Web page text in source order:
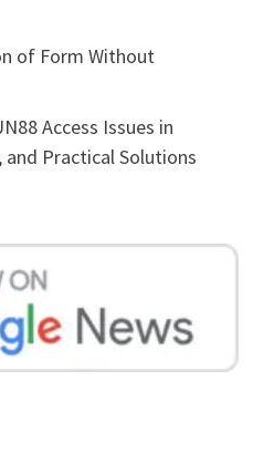
of Form Without
Access Issues in
Practical Solutions